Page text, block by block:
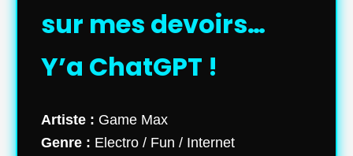
sur mes devoirs…
Y’a ChatGPT !
Artiste : Game Max
Genre : Electro / Fun / Internet